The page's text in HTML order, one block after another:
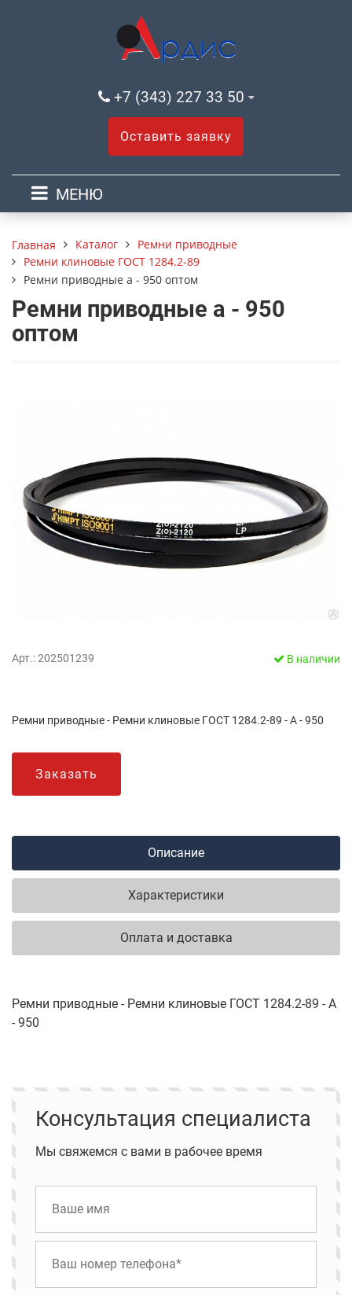
+7 (343) 227 33 50
Оставить заявку
МЕНЮ
Главная Каталог
Ремни приводные
Ремни клиновые ГОСТ 1284.2-89
Ремни приводные а - 950 оптом
Ремни приводные а - 950
оптом
Арт.: 202501239 В наличии
Ремни приводные - Ремни клиновые ГОСТ 1284.2-89 - А - 950
Заказать
Описание
Характеристики
Оплата и доставка
Ремни приводные - Ремни клиновые ГОСТ 1284.2-89 - А
- 950
Консультация специалиста
Мы свяжемся с вами в рабочее время